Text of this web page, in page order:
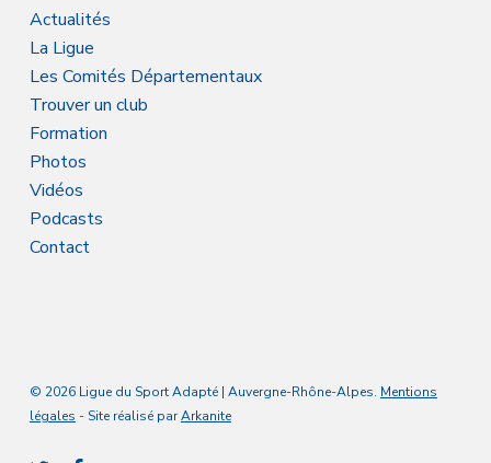
Actualités
La Ligue
Les Comités Départementaux
Trouver un club
Formation
Photos
Vidéos
Podcasts
Contact
© 2026 Ligue du Sport Adapté | Auvergne-Rhône-Alpes. Mentions
légales - Site réalisé parArkanite